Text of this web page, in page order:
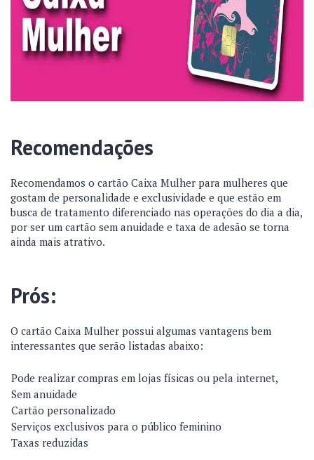
Recomendações
Recomendamos o cartão Caixa Mulher para mulheres que
gostam de personalidade e exclusividade e que estão em
busca de tratamento diferenciado nas operações do dia a dia,
por ser um cartão sem anuidade e taxa de adesão se torna
ainda mais atrativo.
Prós:
O cartão Caixa Mulher possui algumas vantagens bem
interessantes que serão listadas abaixo:
Pode realizar compras em lojas físicas ou pela internet,
Sem anuidade
Cartão personalizado
Serviços exclusivos para o público feminino
Taxas reduzidas